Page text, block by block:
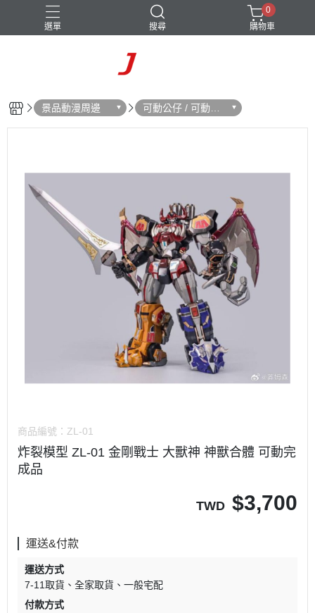
選單 搜尋
0
購物車
景品動漫周邊
可動公仔 / 可動玩
偶
商品編號： ZL-01
炸裂模型 ZL-01 金剛戰士 大獸神 神獸合體 可動完
成品
TWD $3,700
運送&付款
運送方式
7-11取貨
全家取貨
一般宅配
付款方式